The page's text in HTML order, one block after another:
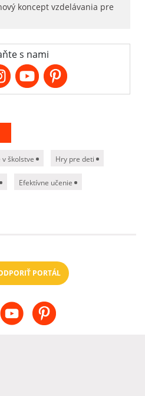
koncept vzdelávania pre
s nami
v školstve Hry pre deti
Efektívne učenie
PORTÁL